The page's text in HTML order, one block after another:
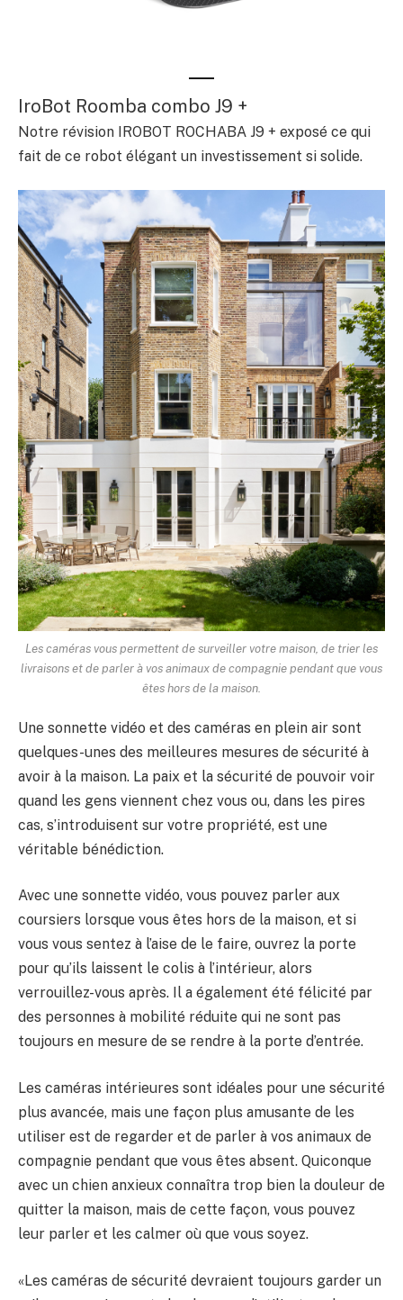
IroBot Roomba combo J9 +
Notre révision IROBOT ROCHABA J9 + exposé ce qui
fait de ce robot élégant un investissement si solide.
Les caméras vous permettent de surveiller votre maison, de trier les
livraisons et de parler à vos animaux de compagnie pendant que vous
êtes hors de la maison.
Une sonnette vidéo et des caméras en plein air sont
quelques-unes des meilleures mesures de sécurité à
avoir à la maison. La paix et la sécurité de pouvoir voir
quand les gens viennent chez vous ou, dans les pires
cas, s’introduisent sur votre propriété, est une
véritable bénédiction.
Avec une sonnette vidéo, vous pouvez parler aux
coursiers lorsque vous êtes hors de la maison, et si
vous vous sentez à l’aise de le faire, ouvrez la porte
pour qu’ils laissent le colis à l’intérieur, alors
verrouillez-vous après. Il a également été félicité par
des personnes à mobilité réduite qui ne sont pas
toujours en mesure de se rendre à la porte d’entrée.
Les caméras intérieures sont idéales pour une sécurité
plus avancée, mais une façon plus amusante de les
utiliser est de regarder et de parler à vos animaux de
compagnie pendant que vous êtes absent. Quiconque
avec un chien anxieux connaîtra trop bien la douleur de
quitter la maison, mais de cette façon, vous pouvez
leur parler et les calmer où que vous soyez.
«Les caméras de sécurité devraient toujours garder un